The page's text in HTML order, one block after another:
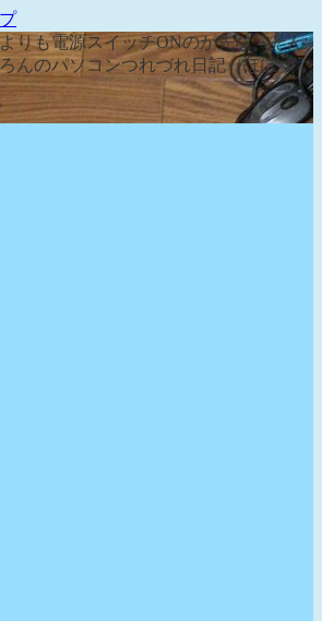
りも電源スイッチONのが先な、そん
んのパソコンつれづれ日記（ぽぽづ